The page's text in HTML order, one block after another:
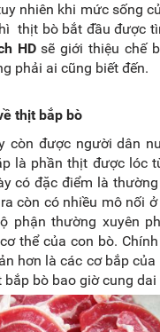
nhiên khi mức sống
thịt bò bắt đầu được
HDsẽ giới thiệu chế
phải ai cũng biết đến.
thịt bắp bò
còn được người dân
là phần thịt được lóc
có đặc điểm là
còn có nhiều mô nối
phận thường xuyên
thể của con bò.
hơn là các cơ bắp
bắp bò bao giờ cung dai